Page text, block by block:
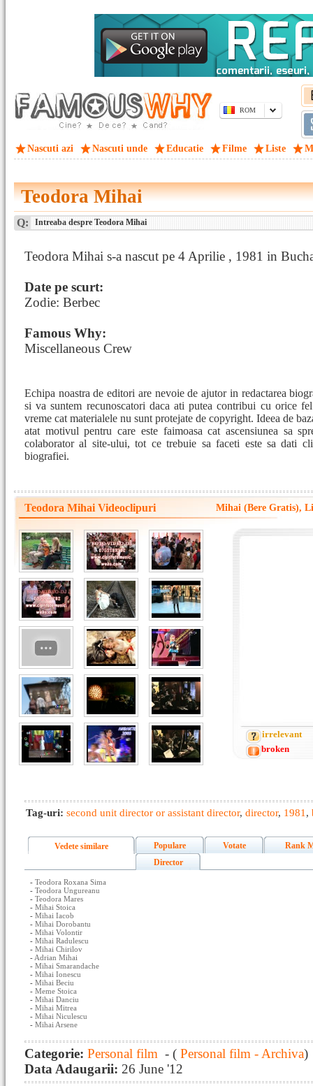
ROM
Nascuti azi Nascuti unde Educatie Filme Liste
Teodora Mihai
Q: Intreaba despre Teodora Mihai
Teodora Mihai s-a nascut pe 4 Aprilie , 1981 in
Date pe scurt:
Zodie: Berbec
Famous Why:
Miscellaneous Crew
Echipa noastra de editori are nevoie de ajutor in redactarea
si va suntem recunoscatori daca ati putea contribui cu orice
vreme cat materialele nu sunt protejate de copyright. Ideea de
atat motivul pentru care este faimoasa cat ascensiunea sa
colaborator al site-ului, tot ce trebuie sa faceti este sa dati
biografiei.
Teodora Mihai Videoclipuri Mihai (Bere Gratis),
irrelevant
broken
Tag-uri: second unit director or assistant director, director, 1981 ,
Vedete similare Populare Votate
Rank
Director
- Teodora Roxana Sima
- Teodora Ungureanu
- Teodora Mares
- Mihai Stoica
- Mihai Iacob
- Mihai Dorobantu
- Mihai Volontir
- Mihai Radulescu
- Mihai Chirilov
- Adrian Mihai
- Mihai Smarandache
- Mihai Ionescu
- Mihai Beciu
- Meme Stoica
- Mihai Danciu
- Mihai Mitrea
- Mihai Niculescu
- Mihai Arsene
Categorie: Personal film - ( Personal film - Archiva)
Data Adaugarii: 26 June '12